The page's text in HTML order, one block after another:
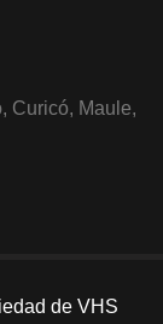
Curicó, Maule,
de VHS